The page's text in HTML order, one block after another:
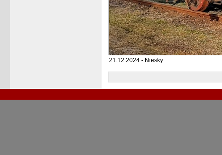
21.12.2024 - Niesky